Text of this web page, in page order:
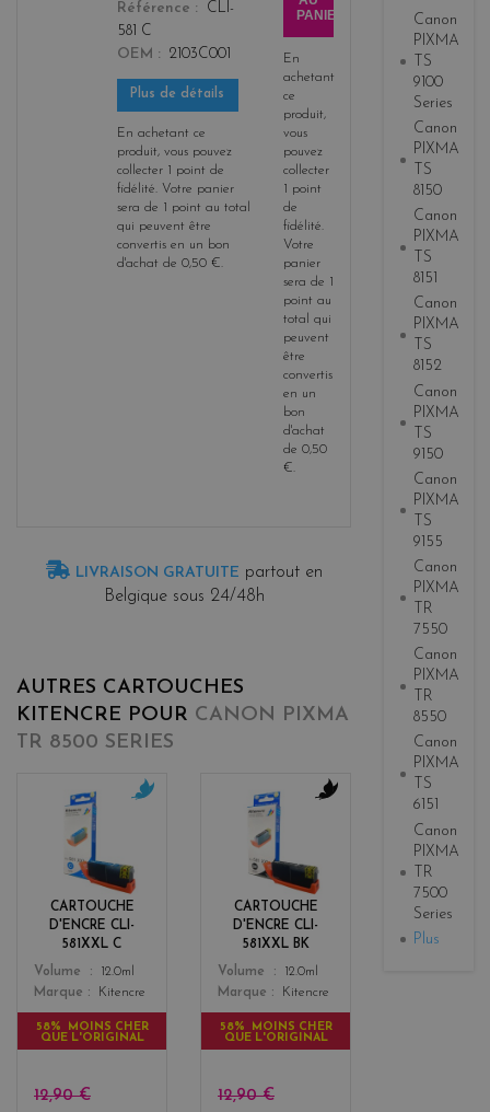
Référence
CLI-
581 C
OEM
2103C001
Plus de détails
En achetant ce
produit, vous pouvez
collecter 1 point de
fidélité. Votre panier
sera de 1 point au total
qui peuvent être
convertis en un bon
d'achat de 0,50 €.
PANIER
En
achetant
ce
produit,
vous
pouvez
collecter
1 point
de
fidélité.
Votre
panier
sera de 1
point au
total qui
peuvent
être
convertis
en un
bon
d'achat
de 0,50
€.
LIVRAISON GRATUITE partout en
Belgique sous 24/48h
AUTRES CARTOUCHES
KITENCRE POUR CANON PIXMA
TR 8500 SERIES
CARTOUCHE
D'ENCRE CLI-
581XXL C
Color
n
Volume
12.0ml
Marque
Kitencre
58% MOINS CHER
QUE L'ORIGINAL
12,90 €
CARTOUCHE
D'ENCRE CLI-
581XXL BK
Color
c
k
Volume
12.0ml
Marque
Kitencre
58% MOINS CHER
QUE L'ORIGINAL
12,90 €
Canon
PIXMA
TS
9100
Series
Canon
PIXMA
TS
8150
Canon
PIXMA
TS
8151
Canon
PIXMA
TS
8152
Canon
PIXMA
TS
9150
Canon
PIXMA
TS
9155
Canon
PIXMA
TR
7550
Canon
PIXMA
TR
8550
Canon
PIXMA
TS
6151
Canon
PIXMA
TR
7500
Series
Plus